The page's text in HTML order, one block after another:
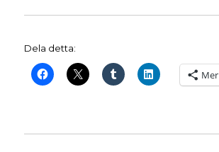
Dela detta:
Mer